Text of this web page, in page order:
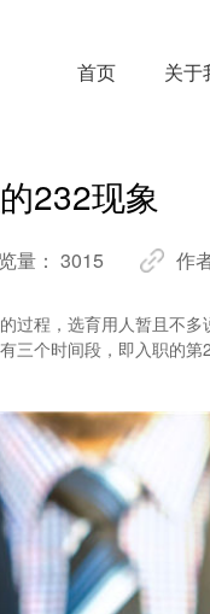
首页 关于
232现象
量： 3015 作
过程，选育用人暂且不
三个时间段，即入职的